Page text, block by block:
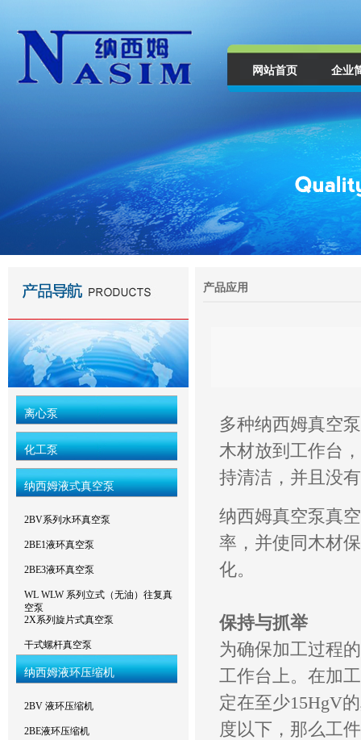
网站首页 企业
离心泵
化工泵
纳西姆液式真空泵
2BV系列水环真空泵
2BE1液环真空泵
2BE3液环真空泵
WL WLW 系列立式（无油）往复真
空泵
2X系列旋片式真空泵
干式螺杆真空泵
纳西姆液环压缩机
2BV 液环压缩机
2BE液环压缩机
产品应用
多种纳西姆真空
木材放到工作台
持清洁，并且没
纳西姆真空泵真
率，并使同木材
化。
保持与抓举
为确保加工过程
工作台上。在加
定在至少15HgV
度以下，那么工